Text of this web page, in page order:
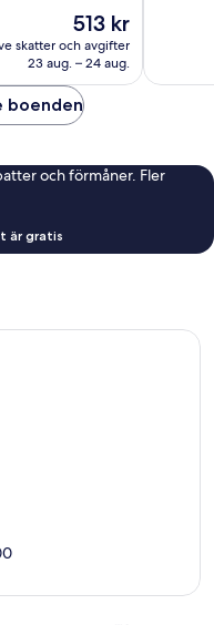
Priset
är
513 kr
513 kr
skatter och avgifter
23 aug. – 24 aug.
boenden
och förmåner. Fler
är gratis